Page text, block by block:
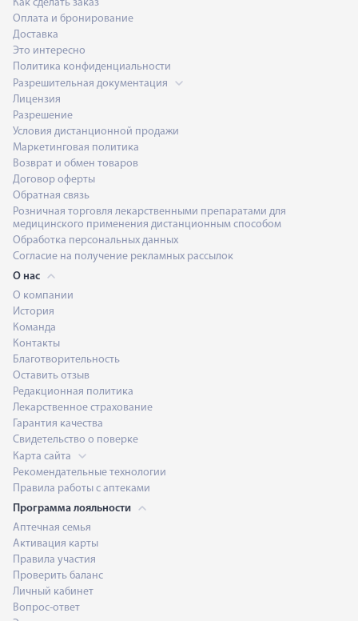
Как сделать заказ
Оплата и бронирование
Доставка
Это интересно
Политика конфиденциальности
Разрешительная документация
Лицензия
Разрешение
Условия дистанционной продажи
Маркетинговая политика
Возврат и обмен товаров
Договор оферты
Обратная связь
Розничная торговля лекарственными препаратами для
медицинского применения дистанционным способом
Обработка персональных данных
Согласие на получение рекламных рассылок
О нас
О компании
История
Команда
Контакты
Благотворительность
Оставить отзыв
Редакционная политика
Лекарственное страхование
Гарантия качества
Свидетельство о поверке
Карта сайта
Рекомендательные технологии
Правила работы с аптеками
Программа лояльности
Аптечная семья
Активация карты
Правила участия
Проверить баланс
Личный кабинет
Вопрос-ответ